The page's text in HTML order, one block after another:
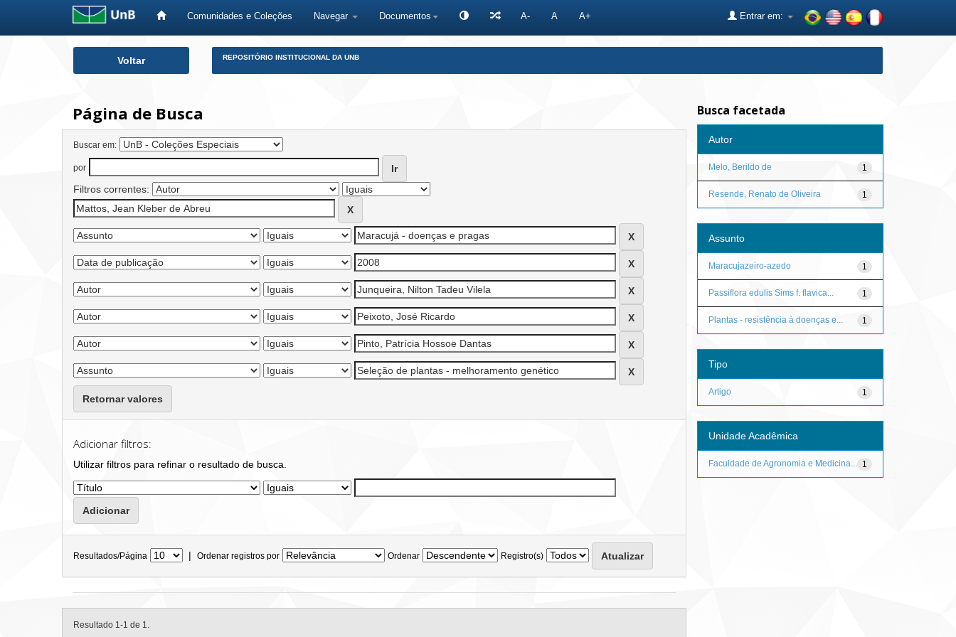
Comunidades e Coleções Navegar Documentos A- A A+ Entrar em:
Voltar REPOSITÓRIO INSTITUCIONAL DA UNB
Página de Busca
Buscar em:
por
Filtros correntes:
Retornar valores
Adicionar filtros:
Utilizar filtros para refinar o resultado de busca.
Resultados/Página | Ordenar registros por Ordenar Registro(s)
Resultado 1-1 de 1.
Busca facetada
Autor
1
Melo, Berildo de
1
Resende, Renato de Oliveira
Assunto
1
Maracujazeiro-azedo
1
Passiflora edulis Sims f. flavica...
1
Plantas - resistência à doenças e...
Tipo
1
Artigo
Unidade Acadêmica
1
Faculdade de Agronomia e Medicina...